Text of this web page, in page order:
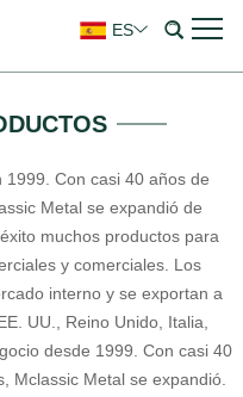
ES
Con casi 40 años de
Metal se expandió de
muchos productos para
y comerciales. Los
interno y se exportan a
UU., Reino Unido, Italia,
desde 1999. Con casi 40
Mclassic Metal se expandió.